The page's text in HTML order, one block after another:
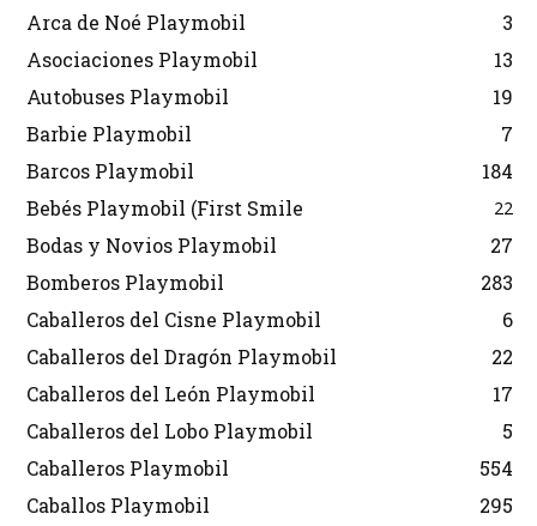
Arca de Noé Playmobil
3
Asociaciones Playmobil
13
Autobuses Playmobil
19
Barbie Playmobil
7
Barcos Playmobil
184
Bebés Playmobil (First Smile
22
Bodas y Novios Playmobil
27
Bomberos Playmobil
283
Caballeros del Cisne Playmobil
6
Caballeros del Dragón Playmobil
22
Caballeros del León Playmobil
17
Caballeros del Lobo Playmobil
5
Caballeros Playmobil
554
Caballos Playmobil
295